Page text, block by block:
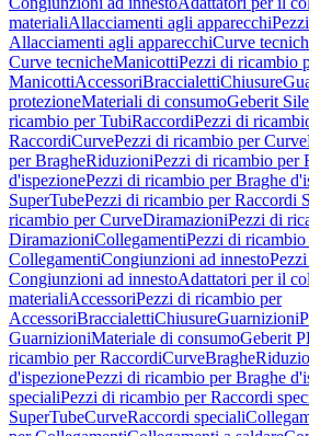
materialiAllacciamenti agli apparecchi
Allacciamenti agli apparecchiCurve
Curve tecnicheManicottiPezzi di ricambio
ManicottiAccessoriBraccialettiChiusure
protezioneMateriali di consumoGeberit
ricambio per TubiRaccordiPezzi di
RaccordiCurvePezzi di ricambio per Curve
per BragheRiduzioniPezzi di ricambio per
d'ispezionePezzi di ricambio per Braghe
SuperTubePezzi di ricambio per Raccordi
ricambio per CurveDiramazioniPezzi di
DiramazioniCollegamentiPezzi di ricambio
CollegamentiCongiunzioni ad innesto
Congiunzioni ad innestoAdattatori per il
materialiAccessoriPezzi di ricambio per
AccessoriBraccialettiChiusureGuarnizioni
GuarnizioniMateriale di consumoGeberit
ricambio per RaccordiCurveBraghe
d'ispezionePezzi di ricambio per Braghe
specialiPezzi di ricambio per Raccordi
SuperTubeCurveRaccordi speciali